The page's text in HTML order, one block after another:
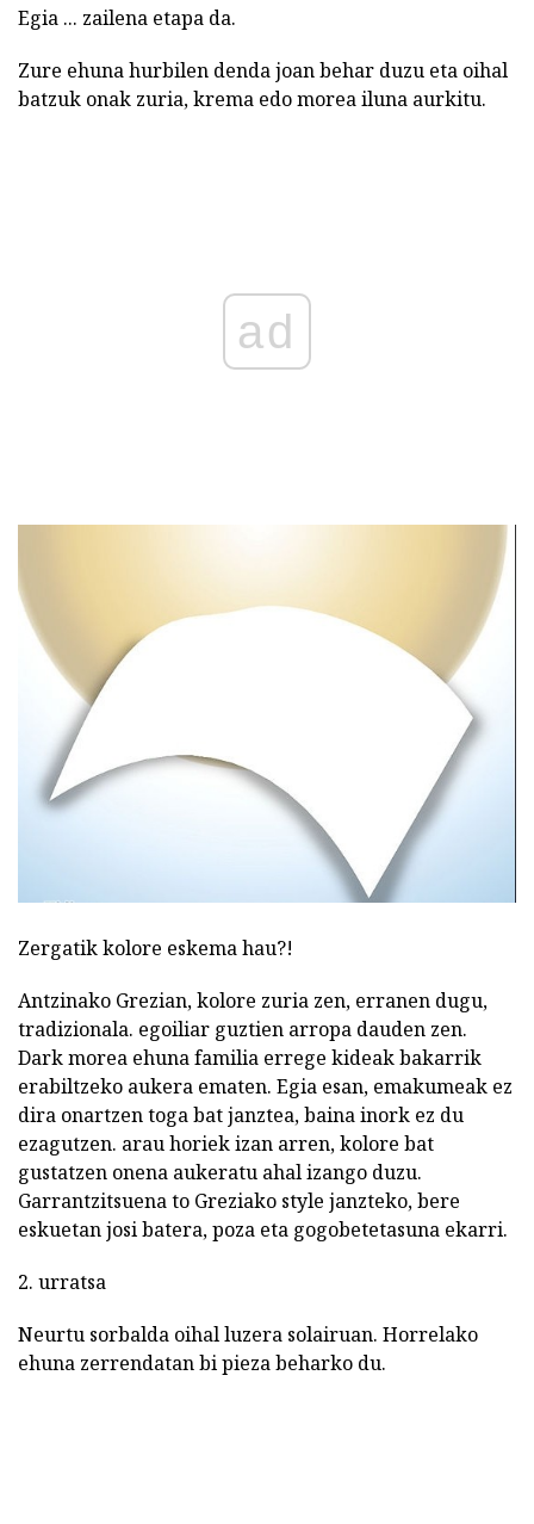
Egia ... zailena etapa da.
Zure ehuna hurbilen denda joan behar duzu eta oihal
batzuk onak zuria, krema edo morea iluna aurkitu.
ad
Zergatik kolore eskema hau?!
Antzinako Grezian, kolore zuria zen, erranen dugu,
tradizionala. egoiliar guztien arropa dauden zen.
Dark morea ehuna familia errege kideak bakarrik
erabiltzeko aukera ematen. Egia esan, emakumeak ez
dira onartzen toga bat janztea, baina inork ez du
ezagutzen. arau horiek izan arren, kolore bat
gustatzen onena aukeratu ahal izango duzu.
Garrantzitsuena to Greziako style janzteko, bere
eskuetan josi batera, poza eta gogobetetasuna ekarri.
2. urratsa
Neurtu sorbalda oihal luzera solairuan. Horrelako
ehuna zerrendatan bi pieza beharko du.